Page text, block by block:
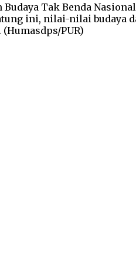
Tak Benda
ini, nilai-nilai
PUR)